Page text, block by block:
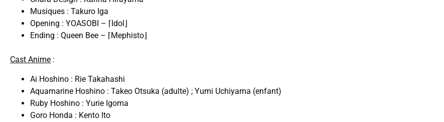
Musiques : Takuro Iga
Opening : YOASOBI – ⌈Idol⌋
Ending : Queen Bee – ⌈Mephisto⌋
Cast Anime :
Ai Hoshino : Rie Takahashi
Aquamarine Hoshino : Takeo Otsuka (adulte) ; Yumi Uchiyama (enfant)
Ruby Hoshino : Yurie Igoma
Goro Honda : Kento Ito